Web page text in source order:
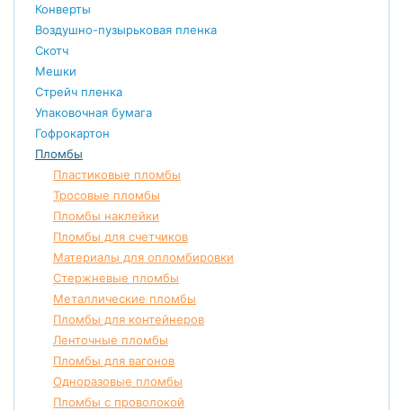
Конверты
Воздушно-пузырьковая пленка
Скотч
Мешки
Стрейч пленка
Упаковочная бумага
Гофрокартон
Пломбы
Пластиковые пломбы
Тросовые пломбы
Пломбы наклейки
Пломбы для счетчиков
Материалы для опломбировки
Стержневые пломбы
Металлические пломбы
Пломбы для контейнеров
Ленточные пломбы
Пломбы для вагонов
Одноразовые пломбы
Пломбы с проволокой